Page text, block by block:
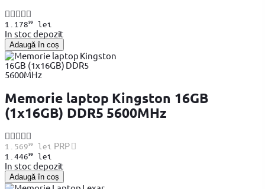
1.17899lei
In stoc depozit
Adaugă în coș
Memorie laptop Kingston 16GB
(1x16GB) DDR5 5600MHz
1.56999lei PRP
1.44699lei
In stoc depozit
Adaugă în coș